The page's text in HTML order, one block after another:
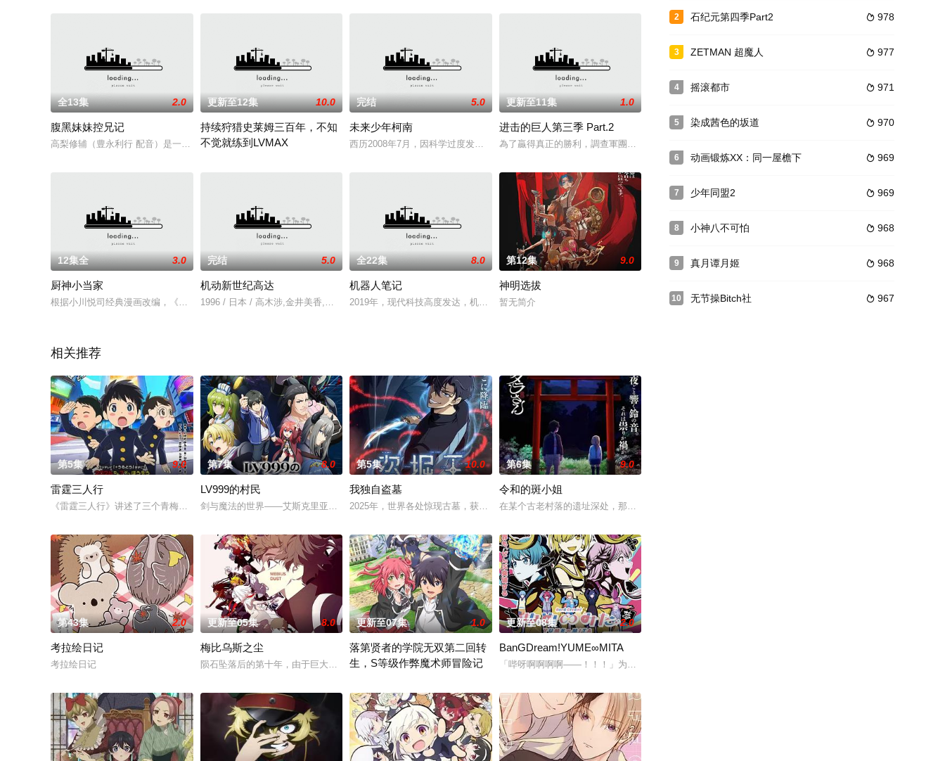
全13集 2.0
腹黑妹妹控兄记
高梨修辅（豊永利行 配音）是一个无可救药的宅男，在他收藏的众多H漫画和美少女手办中，“妹”，是一个无法回避的主题。作为修辅的
更新至12集 10.0
持续狩猎史莱姆三百年，不知
不觉就练到LVMAX
讲述了在过劳死后选择了以不老不死的魔女的身份在异世界转生的主人公，为了生活费打史莱姆，并在不知不觉中靠着打史莱姆的经验值成为
完结 5.0
未来少年柯南
西历2008年7月，因科学过度发展，威力强大的超磁力武器，在战争中被发动，地轴弯曲，地壳发生大变动，五大洲爆裂，陆地下沉，在
更新至11集 1.0
进击的巨人第三季 Part.2
為了贏得真正的勝利，調查軍團決定執行奪回瑪利亞之牆的作戰。作戰內容是利用艾連的硬質化能力將位於瑪
12集全 3.0
厨神小当家
根据小川悦司经典漫画改编，《真·中华一番》（《中华小当家》）即将推出全新制作的动画剧集。
完结 5.0
机动新世纪高达
1996 / 日本 / 高木涉,金井美香,堀内贤雄,中井和哉,山崎巧
全22集 8.0
机器人笔记
2019年，现代科技高度发达，机器人普及到人类世界的方方面面。中央种子岛高中机器人部，是一个只有两个人的小团体，痴迷于掌上游
第12集 9.0
神明选拔
暂无简介
相关推荐
第5集 9.0
雷霆三人行
《雷霆三人行》讲述了三个青梅竹马的挚友拼命寻找失踪少女的故事。本剧集围绕着平凡的中学生平太郎和两个好友燕和广志展开，三人被称
第7集 8.0
LV999的村民
剑与魔法的世界——艾斯克里亚。在这个世界里，人们生来就背负着等级与既定使命。战士、格斗家、僧侣、魔法师、盗贼、商人、猎人、咒
第5集 10.0
我独自盗墓
2025年，世界各处惊现古墓，获得墓中“宝物”之人便能获得先人的异能，全世界为获得宝物而疯狂。无往不利盗墓者徐浩钧，在一次任
第6集 9.0
令和的斑小姐
在某个古老村落的遗址深处，那一片禁止入内的区域里，存在着被口口相传为“窥之生厄、亵之招祟”的“不可触
第43集 2.0
考拉绘日记
考拉绘日记
更新至05集 8.0
梅比乌斯之尘
陨石坠落后的第十年，由于巨大结晶释放出的神秘粒子“梅比乌斯之尘”的影响，一部分孩子获得了名为“拉姆斯”的特殊能力。这些特殊能
更新至07集 1.0
落第贤者的学院无双第二回转
生，S等级作弊魔术师冒险记
更新至08集 2.0
BanGDream!YUME∞MITA
「哔呀啊啊啊啊——！！！」为了乐团出道而突然集结的团员们！虽然每个人都拥有耀眼夺目的个性与实力，
2  978
石纪元第四季Part2
3  977
ZETMAN 超魔人
4  971
摇滚都市
5  970
染成茜色的坂道
6  969
动画锻炼XX：同一屋檐下
7  969
少年同盟2
8  968
小神八不可怕
9  968
真月谭月姬
10  967
无节操Bitch社